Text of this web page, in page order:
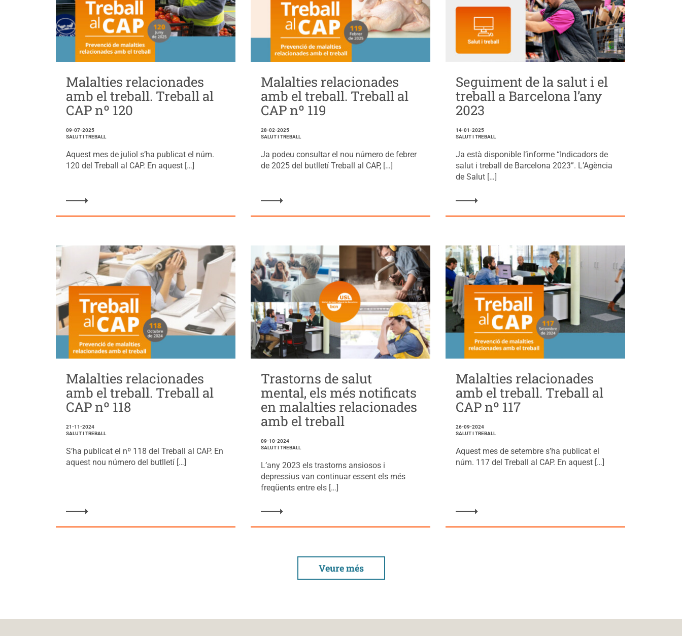
Malalties relacionades
amb el treball. Treball al
CAP nº 120
09-07-2025
SALUT I TREBALL
Aquest mes de juliol s’ha publicat el núm.
120 del Treball al CAP. En aquest […]
Malalties relacionades
amb el treball. Treball al
CAP nº 119
28-02-2025
SALUT I TREBALL
Ja podeu consultar el nou número de febrer
de 2025 del butlletí Treball al CAP, […]
Seguiment de la salut i el
treball a Barcelona l’any
2023
14-01-2025
SALUT I TREBALL
Ja està disponible l’informe “Indicadors de
salut i treball de Barcelona 2023”. L’Agència
de Salut […]
Malalties relacionades
amb el treball. Treball al
CAP nº 118
21-11-2024
SALUT I TREBALL
S’ha publicat el nº 118 del Treball al CAP. En
aquest nou número del butlletí […]
Trastorns de salut
mental, els més notificats
en malalties relacionades
amb el treball
09-10-2024
SALUT I TREBALL
L’any 2023 els trastorns ansiosos i
depressius van continuar essent els més
freqüents entre els […]
Malalties relacionades
amb el treball. Treball al
CAP nº 117
26-09-2024
SALUT I TREBALL
Aquest mes de setembre s’ha publicat el
núm. 117 del Treball al CAP. En aquest […]
Veure més